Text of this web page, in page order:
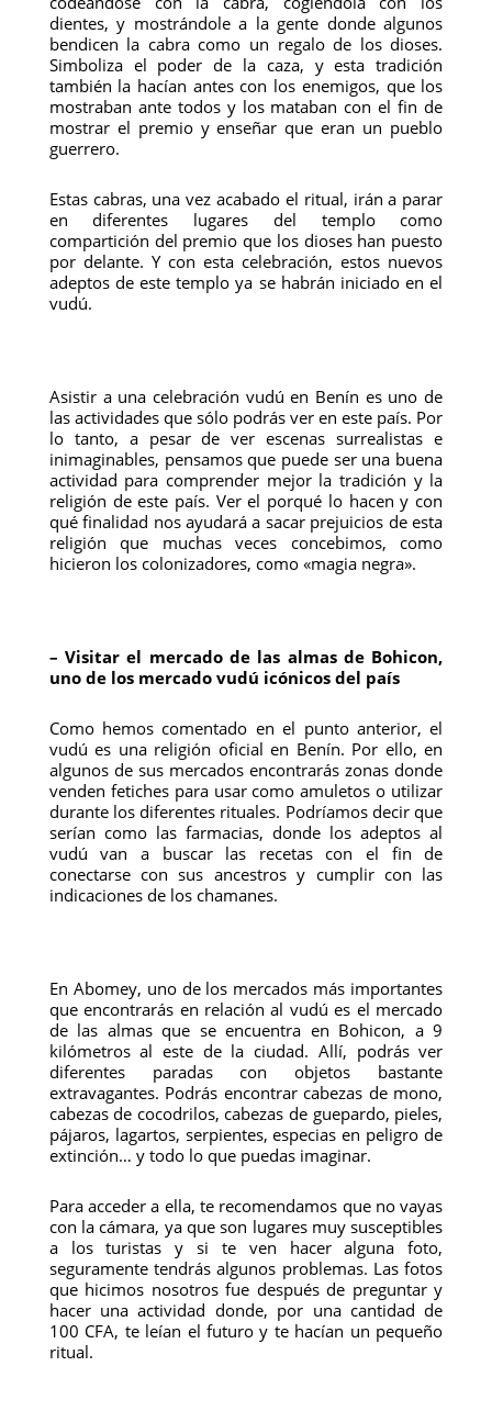
dientes, y mostrándole a la gente donde algunos
bendicen la cabra como un regalo de los dioses.
Simboliza el poder de la caza, y esta tradición
también la hacían antes con los enemigos, que los
mostraban ante todos y los mataban con el fin de
mostrar el premio y enseñar que eran un pueblo
guerrero.
Estas cabras, una vez acabado el ritual, irán a parar
en diferentes lugares del templo como
compartición del premio que los dioses han puesto
por delante. Y con esta celebración, estos nuevos
adeptos de este templo ya se habrán iniciado en el
vudú.
Asistir a una celebración vudú en Benín es uno de
las actividades que sólo podrás ver en este país. Por
lo tanto, a pesar de ver escenas surrealistas e
inimaginables, pensamos que puede ser una buena
actividad para comprender mejor la tradición y la
religión de este país. Ver el porqué lo hacen y con
qué finalidad nos ayudará a sacar prejuicios de esta
religión que muchas veces concebimos, como
hicieron los colonizadores, como «magia negra».
– Visitar el mercado de las almas de Bohicon,
uno de los mercado vudú icónicos del país
Como hemos comentado en el punto anterior, el
vudú es una religión oficial en Benín. Por ello, en
algunos de sus mercados encontrarás zonas donde
venden fetiches para usar como amuletos o utilizar
durante los diferentes rituales. Podríamos decir que
serían como las farmacias, donde los adeptos al
vudú van a buscar las recetas con el fin de
conectarse con sus ancestros y cumplir con las
indicaciones de los chamanes.
En Abomey, uno de los mercados más importantes
que encontrarás en relación al vudú es el mercado
de las almas que se encuentra en Bohicon, a 9
kilómetros al este de la ciudad. Allí, podrás ver
diferentes paradas con objetos bastante
extravagantes. Podrás encontrar cabezas de mono,
cabezas de cocodrilos, cabezas de guepardo, pieles,
pájaros, lagartos, serpientes, especias en peligro de
extinción… y todo lo que puedas imaginar.
Para acceder a ella, te recomendamos que no vayas
con la cámara, ya que son lugares muy susceptibles
a los turistas y si te ven hacer alguna foto,
seguramente tendrás algunos problemas. Las fotos
que hicimos nosotros fue después de preguntar y
hacer una actividad donde, por una cantidad de
100 CFA, te leían el futuro y te hacían un pequeño
ritual.